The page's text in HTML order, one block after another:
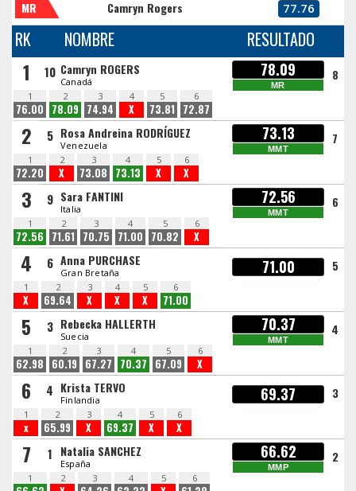
MR Camryn Rogers 77.76
RK NOMBRE RESULTADO
1 10 Camryn ROGERS
Canadá
78.09
MR
8
1
76.00
2
78.09
3
74.94
4
X
5
73.81
6
72.87
2 5 Rosa Andreina RODRÍGUEZ
Venezuela
73.13
MMT
7
1
72.20
2
X
3
73.08
4
73.13
5
X
6
X
3 9 Sara FANTINI
Italia
72.56
MMT
6
1
72.56
2
71.61
3
70.75
4
71.00
5
70.82
6
X
4 6 Anna PURCHASE
Gran Bretaña 71.00 5
1
X
2
69.64
3
X
4
X
5
X
6
71.00
5 3 Rebecka HALLERTH
Suecia
70.37
MMT
4
1
62.98
2
60.19
3
67.27
4
70.37
5
67.09
6
X
6 4 Krista TERVO
Finlandia 69.37 3
1
x
2
65.99
3
X
4
69.37
5
X
6
X
7 1 Natalia SANCHEZ
España
66.62
MMP
2
1 2 3 4 5 6